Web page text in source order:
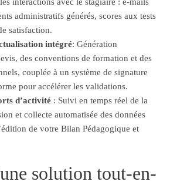
interactions avec le stagiaire : e-mails
administratifs générés, scores aux tests
satisfaction.
intégré: Génération
des conventions de formation et des
couplée à un système de signature
pour accélérer les validations.
d’activité : Suivi en temps réel de la
et collecte automatisée des données
de votre Bilan Pédagogique et
solution tout-en-